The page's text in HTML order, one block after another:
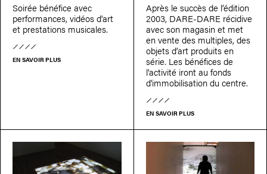
Soirée bénéfice avec
performances, vidéos d'art
et prestations musicales.
EN SAVOIR PLUS
Après le succès de l’édition
2003, DARE-DARE récidive
avec son magasin et met
en vente des multiples, des
objets d’art produits en
série. Les bénéfices de
l'activité iront au fonds
d'immobilisation du centre.
EN SAVOIR PLUS